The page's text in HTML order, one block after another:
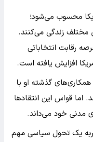
محسوب می‌شود؛
مختلف زندگی می‌کنند.
رقابت انتخاباتی
افزایش یافته است.
گذشته او با
اما قواس این انتقادها
مدنی خود می‌داند.
یک تحول سیاسی مهم